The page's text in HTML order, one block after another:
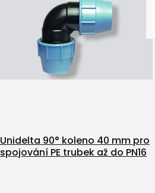
Unidelta 90° koleno 40 mm pro
spojování PE trubek až do PN16